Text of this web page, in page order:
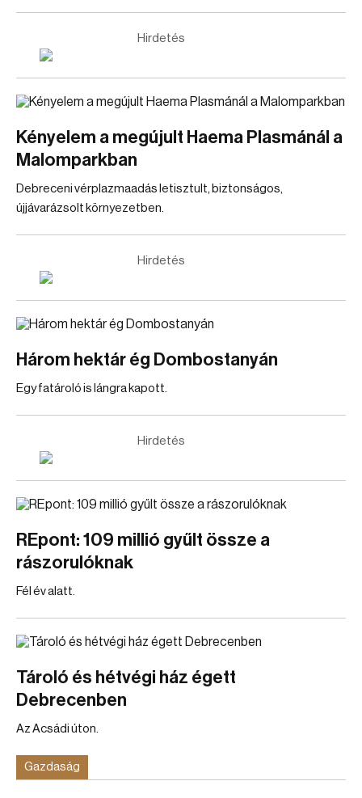
Hirdetés
Kényelem a megújult Haema Plasmánál a
Malomparkban
Debreceni vérplazmaadás letisztult, biztonságos,
újjávarázsolt környezetben.
Hirdetés
Három hektár ég Dombostanyán
Egy fatároló is lángra kapott.
Hirdetés
REpont: 109 millió gyűlt össze a
rászorulóknak
Fél év alatt.
Tároló és hétvégi ház égett
Debrecenben
Az Acsádi úton.
Gazdaság